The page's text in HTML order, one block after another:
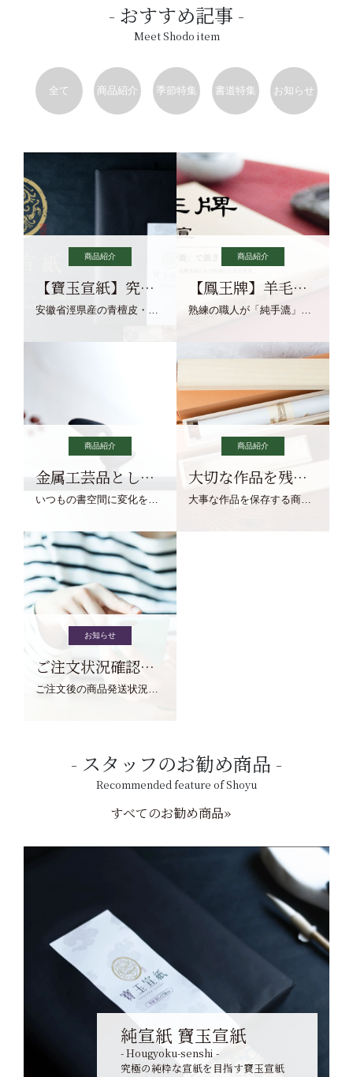
おすすめ記事
Meet Shodo item
全て 商品紹介 季節特集 書道特集 お知らせ
商品紹介
【寶玉宣紙】究極の純粋な宣紙を目指す寶玉宣紙
安徽省涇県産の青檀皮・砂田稲藁・清らかな渓流水、熟練手漉き職人の卓越した手漉技術による最高級の純宣紙です。
商品紹介
【鳳王牌】羊毛筆×濃墨での揮毫に最適な宣紙系画仙紙
熟練の職人が「純手漉」で漉きあげる書画紙。宣紙を好まれるお客様向けの棉料単宣に漉きあげました。
商品紹介
金属工芸品としての文鎮
いつもの書空間に変化を与えてくれる、見ているだけで愉しくなる金属工芸品の文鎮をご紹介します。
商品紹介
大切な作品を残す作品保存商品
大事な作品を保存する商品を取りまとめてご紹介ます。
お知らせ
ご注文状況確認について
ご注文後の商品発送状況については、こちらからご確認くださいませ。
スタッフのお勧め商品
Recommended feature of Shoyu
すべてのお勧め商品»
純宣紙 寶玉宣紙
- Hougyoku-senshi -
究極の純粋な宣紙を目指す寶玉宣紙